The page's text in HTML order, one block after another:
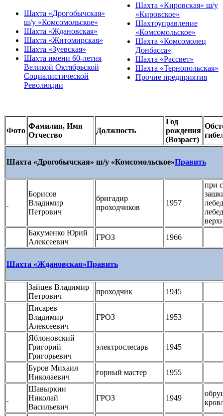
Шахта «Дрогобычская»
ш/у «Комсомольское»
Шахта «Ждановская»
Шахта «Житомирская»
Шахта «Зуевская»
Шахта имени 60-летия
Великой Октябрьской
Социалистической
Революции
Шахта «Кировская» ш/у
«Кировское»
Шахтоуправление
«Комсомольское»
Шахта «Комсомолец
Донбасса»
Шахта «Рассвет»
Шахта «Тернопольская»
Прочие предприятия
Фото
Фамилия, Имя
Отчество
Должность
Год
рождения
(Возраст)
Шахта «Дрогобычская» ш/у «Комсомольское»Править
Борисов
Владимир
Петрович
бригадир
проходчиков
1957
при
Бакуменко Юрий
Алексеевич
ГРОЗ 1966
Шахта «Ждановская»Править
Зайцев Владимир
Петрович
проходчик
1945
Писарев
Владимир
Алексеевич
ГРОЗ 1953
Яблоновский
Григорий
Григорьевич
электрослесарь 1945
Буров Михаил
Николаевич
горный мастер
1955
Шавыркин
Николай
Васильевич
ГРОЗ 1949